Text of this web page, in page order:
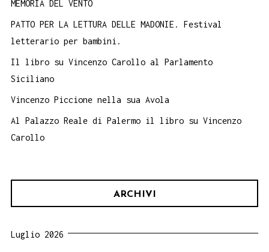
MEMORIA DEL VENTO
PATTO PER LA LETTURA DELLE MADONIE. Festival
letterario per bambini.
Il libro su Vincenzo Carollo al Parlamento
Siciliano
Vincenzo Piccione nella sua Avola
Al Palazzo Reale di Palermo il libro su Vincenzo
Carollo
ARCHIVI
Luglio 2026